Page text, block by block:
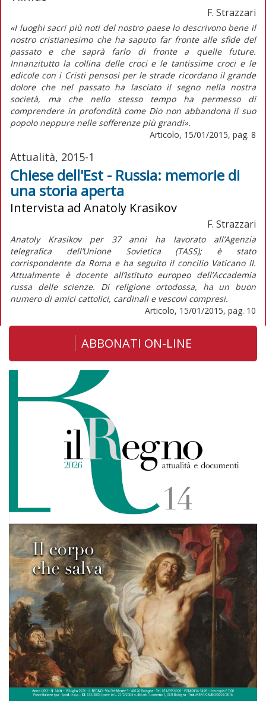
F. Strazzari
«I luoghi sacri più noti del nostro paese lo descrivono bene il
nostro cristianesimo che ha saputo far fronte alle sfide del
passato e che saprà farlo di fronte a quelle future.
Innanzitutto la collina delle croci e le tantissime croci e le
edicole con i Cristi pensosi per le strade ricordano il grande
dolore che nel passato ha lasciato il segno nella nostra
società, ma che nello stesso tempo ha permesso di
comprendere in profondità come Dio non abbandona il suo
popolo neppure nelle sofferenze più grandi».
Articolo, 15/01/2015, pag. 8
Attualità, 2015-1
Chiese dell'Est - Russia: memorie di
una storia aperta
Intervista ad Anatoly Krasikov
F. Strazzari
Anatoly Krasikov per 37 anni ha lavorato all’Agenzia
telegrafica dell’Unione Sovietica (TASS); è stato
corrispondente da Roma e ha seguito il concilio Vaticano II.
Attualmente è docente all’Istituto europeo dell’Accademia
russa delle scienze. Di religione ortodossa, ha un buon
numero di amici cattolici, cardinali e vescovi compresi.
Articolo, 15/01/2015, pag. 10
ABBONATI ON-LINE